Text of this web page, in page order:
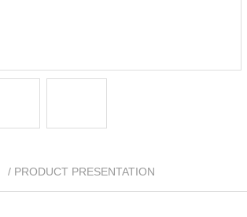
/ PRODUCT PRESENTATION